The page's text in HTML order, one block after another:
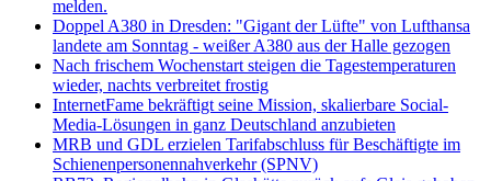
melden.
Doppel A380 in Dresden: "Gigant der Lüfte" von Lufthansa
landete am Sonntag - weißer A380 aus der Halle gezogen
Nach frischem Wochenstart steigen die Tagestemperaturen
wieder, nachts verbreitet frostig
InternetFame bekräftigt seine Mission, skalierbare Social-
Media-Lösungen in ganz Deutschland anzubieten
MRB und GDL erzielen Tarifabschluss für Beschäftigte im
Schienenpersonennahverkehr (SPNV)